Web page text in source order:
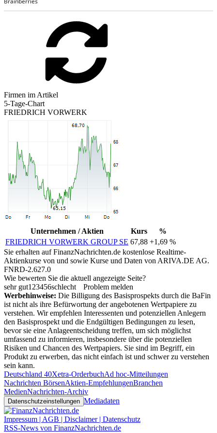
Firmen im Artikel
5-Tage-Chart
FRIEDRICH VORWERK
Unternehmen / Aktien Kurs
%
FRIEDRICH VORWERK GROUP SE 67,88 +1,69 %
Sie erhalten auf FinanzNachrichten.de kostenlose Realtime-
Aktienkurse von und sowie Kurse und Daten von ARIVA.DE AG.
FNRD-2.627.0
Wie bewerten Sie die aktuell angezeigte Seite?
sehr gut1 23456schlecht
Problem melden
Werbehinweise: Die Billigung des Basisprospekts durch die BaFin
ist nicht als ihre Befürwortung der angebotenen Wertpapiere zu
verstehen. Wir empfehlen Interessenten und potenziellen Anlegern
den Basisprospekt und die Endgültigen Bedingungen zu lesen,
bevor sie eine Anlageentscheidung treffen, um sich möglichst
umfassend zu informieren, insbesondere über die potenziellen
Risiken und Chancen des Wertpapiers. Sie sind im Begriff, ein
Produkt zu erwerben, das nicht einfach ist und schwer zu verstehen
sein kann.
Deutschland 40Xetra-OrderbuchAd hoc-Mitteilungen
Nachrichten BörsenAktien-EmpfehlungenBranchen
MedienNachrichten-Archiv
Datenschutzeinstellungen Mediadaten
Impressum | AGB | Disclaimer | Datenschutz
RSS-News von FinanzNachrichten.de